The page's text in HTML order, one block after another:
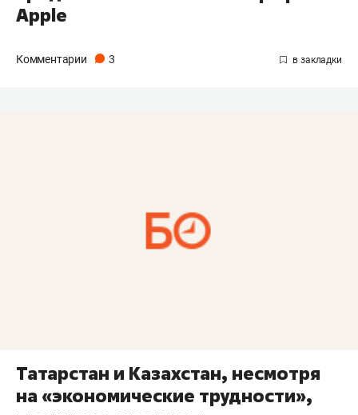
Apple
Комментарии 3
Татарстан и Казахстан, несмотря
на «экономические трудности»,